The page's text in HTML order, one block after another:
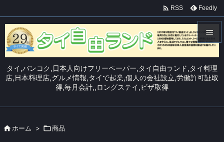
タイ,バンコク,日本人向けフリーペーパー,タイ自由ランド,タイ料理
店,日本料理店,グルメ情報,タイで起業,個人の会社設立,労働許可証取
得,毎月会計,,ロングステイ,ビザ取得

メニュ


 RSS Feedly
 ホーム > 商品